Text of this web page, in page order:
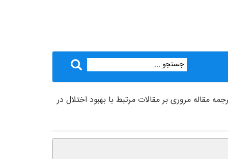
مقاله مروری بر مقالات مرتبط با بهبود اختلال در